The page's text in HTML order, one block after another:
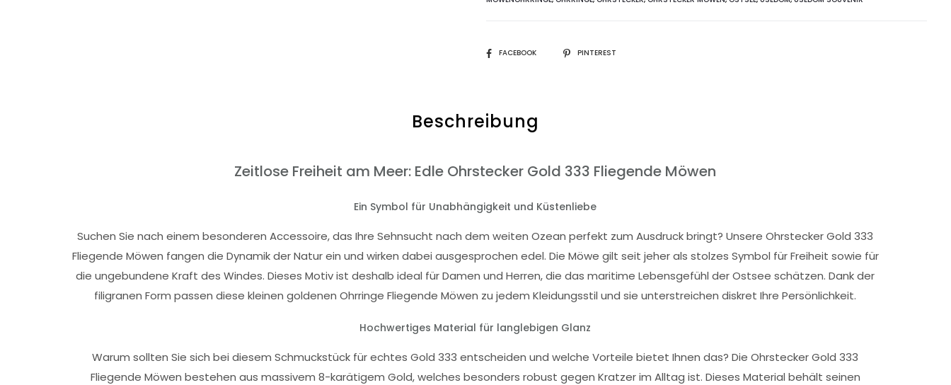
SHAREFACEBOOK PINTEREST
Beschreibung
Zeitlose Freiheit am Meer: Edle Ohrstecker Gold 333 Fliegende Möwen
Ein Symbol für Unabhängigkeit und Küstenliebe
Suchen Sie nach einem besonderen Accessoire, das Ihre Sehnsucht nach dem weiten Ozean perfekt zum Ausdruck bringt? Unsere Ohrstecker Gold 333
Fliegende Möwen fangen die Dynamik der Natur ein und wirken dabei ausgesprochen edel. Die Möwe gilt seit jeher als stolzes Symbol für Freiheit sowie für
die ungebundene Kraft des Windes. Dieses Motiv ist deshalb ideal für Damen und Herren, die das maritime Lebensgefühl der Ostsee schätzen. Dank der
filigranen Form passen diese kleinen goldenen Ohrringe Fliegende Möwen zu jedem Kleidungsstil und sie unterstreichen diskret Ihre Persönlichkeit.
Hochwertiges Material für langlebigen Glanz
Warum sollten Sie sich bei diesem Schmuckstück für echtes Gold 333 entscheiden und welche Vorteile bietet Ihnen das? Die Ohrstecker Gold 333
Fliegende Möwen bestehen aus massivem 8-karätigem Gold, welches besonders robust gegen Kratzer im Alltag ist. Dieses Material behält seinen